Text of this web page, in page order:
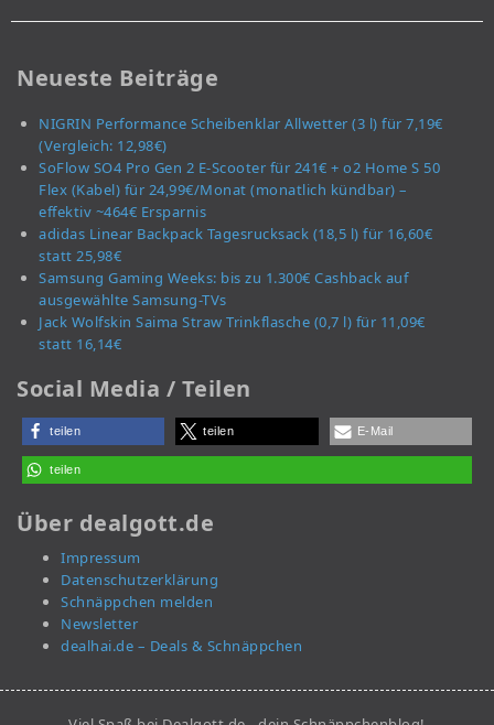
Neueste Beiträge
NIGRIN Performance Scheibenklar Allwetter (3 l) für 7,19€
(Vergleich: 12,98€)
SoFlow SO4 Pro Gen 2 E-Scooter für 241€ + o2 Home S 50
Flex (Kabel) für 24,99€/Monat (monatlich kündbar) –
effektiv ~464€ Ersparnis
adidas Linear Backpack Tagesrucksack (18,5 l) für 16,60€
statt 25,98€
Samsung Gaming Weeks: bis zu 1.300€ Cashback auf
ausgewählte Samsung-TVs
Jack Wolfskin Saima Straw Trinkflasche (0,7 l) für 11,09€
statt 16,14€
Social Media / Teilen
teilen teilen E-Mail
teilen
Über dealgott.de
Impressum
Datenschutzerklärung
Schnäppchen melden
Newsletter
dealhai.de – Deals & Schnäppchen